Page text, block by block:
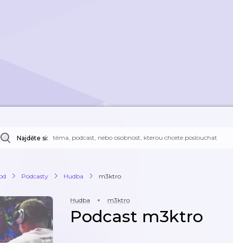
Najděte si:
Podcasty Hudba m3ktro
Hudba m3ktro
Podcast m3ktro